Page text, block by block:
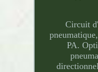
Circuit
PA.